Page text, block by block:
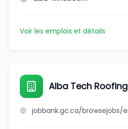
Voir les emplois et détails
Alba Tech Roofing